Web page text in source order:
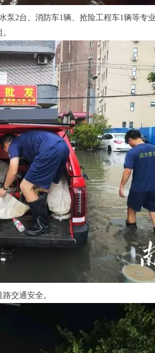
2台、消防车1辆、抢险工程车1辆等专
交通安全。